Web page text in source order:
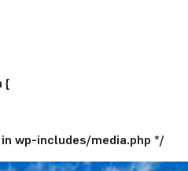
{
wp-includes/media.php */